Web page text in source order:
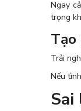
Ngay
trọng
Trải
Nếu
Sai